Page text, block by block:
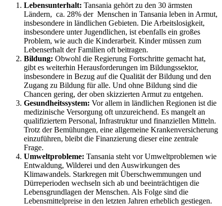
Lebensunterhalt: Tansania gehört zu den 30 ärmsten
Ländern, ca. 28% der Menschen in Tansania leben in Armut,
insbesondere in ländlichen Gebieten. Die Arbeitslosigkeit,
insbesondere unter Jugendlichen, ist ebenfalls ein großes
Problem, wie auch die Kinderarbeit. Kinder müssen zum
Lebenserhalt der Familien oft beitragen.
Bildung: Obwohl die Regierung Fortschritte gemacht hat,
gibt es weiterhin Herausforderungen im Bildungssektor,
insbesondere in Bezug auf die Qualität der Bildung und den
Zugang zu Bildung für alle. Und ohne Bildung sind die
Chancen gering, der oben skizzierten Armut zu entgehen.
Gesundheitssystem: Vor allem in ländlichen Regionen ist die
medizinische Versorgung oft unzureichend. Es mangelt an
qualifiziertem Personal, Infrastruktur und finanziellen Mitteln.
Trotz der Bemühungen, eine allgemeine Krankenversicherung
einzuführen, bleibt die Finanzierung dieser eine zentrale
Frage.
Umweltprobleme: Tansania steht vor Umweltproblemen wie
Entwaldung, Wilderei und den Auswirkungen des
Klimawandels. Starkregen mit Überschwemmungen und
Dürreperioden wechseln sich ab und beeinträchtigen die
Lebensgrundlagen der Menschen. Als Folge sind die
Lebensmittelpreise in den letzten Jahren erheblich gestiegen.